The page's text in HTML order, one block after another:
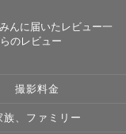
物も大好きなの
かい気持ちにな
んに届いたレビュー一
のレビュー
撮影料金
族、ファミリー